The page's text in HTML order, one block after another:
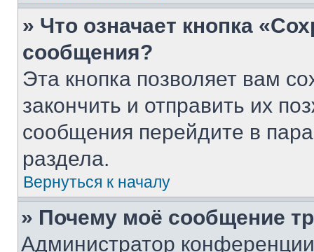
» Что означает кнопка
сообщения?
Эта кнопка позволяет вам
закончить и отправить их
сообщения перейдите в
раздела.
Вернуться к началу
» Почему моё сообщение
Администратор